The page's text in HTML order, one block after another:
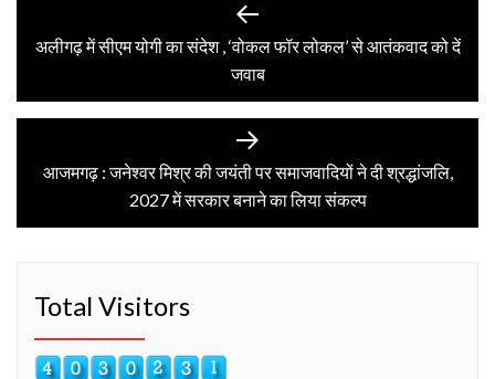
navigation
Previous
post:
अलीगढ़ में सीएम योगी का संदेश , ‘वोकल फॉर लोकल’ से आतंकवाद को दें
जवाब
Next
post:
आजमगढ़ : जनेश्वर मिश्र की जयंती पर समाजवादियों ने दी श्रद्धांजलि,
2027 में सरकार बनाने का लिया संकल्प
Total Visitors